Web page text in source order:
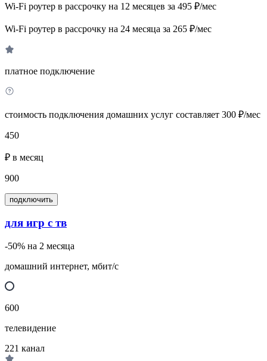
Wi-Fi роутер в рассрочку на 12 месяцев за 495 ₽/мес
Wi-Fi роутер в рассрочку на 24 месяца за 265 ₽/мес
платное подключение
стоимость подключения домашних услуг составляет 300 ₽/мес
450
₽ в месяц
900
подключить
для игр с тв
-50% на 2 месяца
домашний интернет, мбит/с
600
телевидение
221 канал